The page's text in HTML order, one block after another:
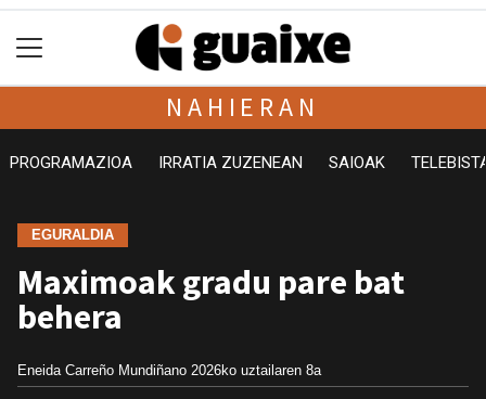
NAHIERAN
PROGRAMAZIOA IRRATIA ZUZENEAN SAIOAK
EGURALDIA
Maximoak gradu pare bat
behera
Eneida Carreño Mundiñano 2026ko uztailaren 8a